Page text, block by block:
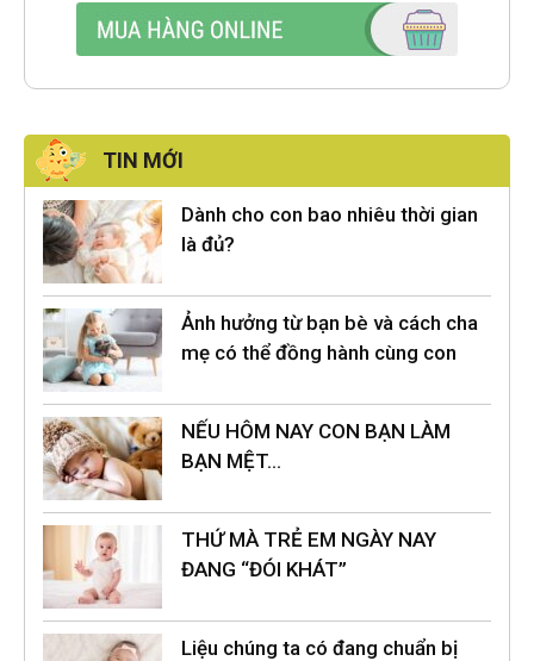
TIN MỚI
Dành cho con bao nhiêu thời gian
là đủ?
Ảnh hưởng từ bạn bè và cách cha
mẹ có thể đồng hành cùng con
NẾU HÔM NAY CON BẠN LÀM
BẠN MỆT…
THỨ MÀ TRẺ EM NGÀY NAY
ĐANG “ĐÓI KHÁT”
Liệu chúng ta có đang chuẩn bị